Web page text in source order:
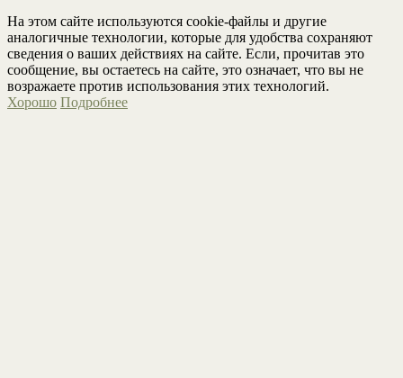
На этом сайте используются cookie-файлы и другие
аналогичные технологии, которые для удобства сохраняют
сведения о ваших действиях на сайте. Если, прочитав это
сообщение, вы остаетесь на сайте, это означает, что вы не
возражаете против использования этих технологий.
Хорошо Подробнее